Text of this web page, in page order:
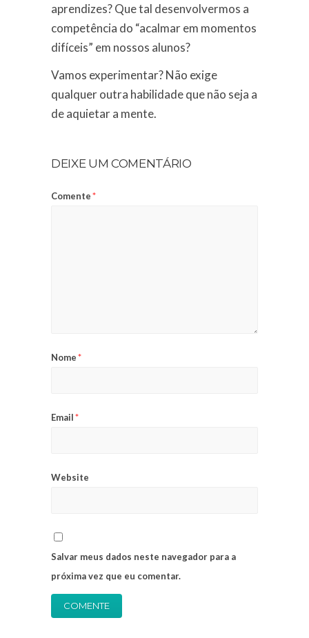
aprendizes? Que tal desenvolvermos a
competência do “acalmar em momentos
difíceis” em nossos alunos?
Vamos experimentar? Não exige
qualquer outra habilidade que não seja a
de aquietar a mente.
DEIXE UM COMENTÁRIO
Comente*
Nome*
Email*
Website
Salvar meus dados neste navegador para a
próxima vez que eu comentar.